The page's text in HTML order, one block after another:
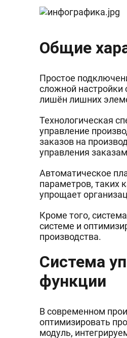
Общие
Простое
сложной настройки
лишён лишних
Технологическая
управление
заказов на
управления
Автоматическое
параметров, таких
упрощает
Кроме того,
системе и
производства.
Система
функции
В современном
оптимизировать
модуль,